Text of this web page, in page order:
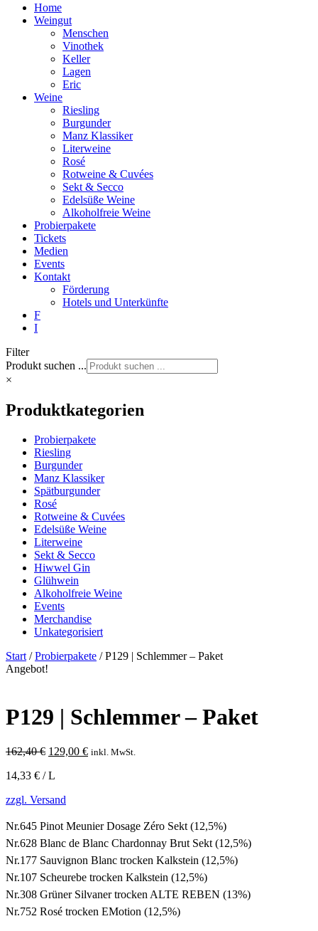
Home
Weingut
Menschen
Vinothek
Keller
Lagen
Eric
Weine
Riesling
Burgunder
Manz Klassiker
Literweine
Rosé
Rotweine & Cuvées
Sekt & Secco
Edelsüße Weine
Alkoholfreie Weine
Probierpakete
Tickets
Medien
Events
Kontakt
Förderung
Hotels und Unterkünfte
F
I
Filter
Produkt suchen ...
×
Produktkategorien
Probierpakete
Riesling
Burgunder
Manz Klassiker
Spätburgunder
Rosé
Rotweine & Cuvées
Edelsüße Weine
Literweine
Sekt & Secco
Hiwwel Gin
Glühwein
Alkoholfreie Weine
Events
Merchandise
Unkategorisiert
Start/Probierpakete / P129 | Schlemmer – Paket
Angebot!
P129 | Schlemmer – Paket
162,40€ Ursprünglicher
war:
129,00 €Aktueller
inkl. MwSt.
14,33 € / L
zzgl. Versand
Nr.645 Pinot Meunier Dosage Zéro Sekt (12,5%)
Nr.628 Blanc de Blanc Chardonnay Brut Sekt (12,5%)
Nr.177 Sauvignon Blanc trocken Kalkstein (12,5%)
Nr.107 Scheurebe trocken Kalkstein (12,5%)
Nr.308 Grüner Silvaner trocken ALTE REBEN (13%)
Nr.752 Rosé trocken EMotion (12,5%)